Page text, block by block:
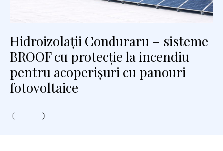
Hidroizolații Conduraru – sisteme
BROOF cu protecție la incendiu
pentru acoperișuri cu panouri
fotovoltaice